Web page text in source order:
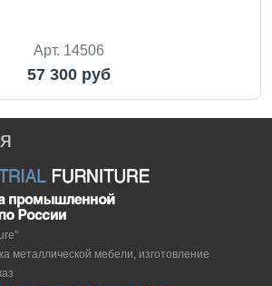
Арт. 14506
57 300 руб
металлической мебели, изготовление